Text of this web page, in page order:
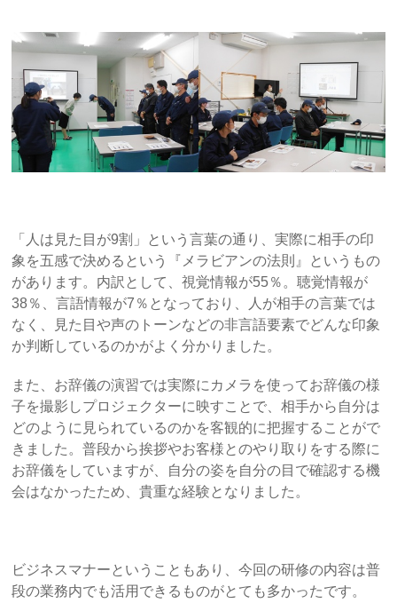
「人は見た目が9割」という言葉の通り、実際に相手の印
象を五感で決めるという『メラビアンの法則』というもの
があります。内訳として、視覚情報が55％。聴覚情報が
38％、言語情報が7％となっており、人が相手の言葉では
なく、見た目や声のトーンなどの非言語要素でどんな印象
か判断しているのかがよく分かりました。
また、お辞儀の演習では実際にカメラを使ってお辞儀の様
子を撮影しプロジェクターに映すことで、相手から自分は
どのように見られているのかを客観的に把握することがで
きました。普段から挨拶やお客様とのやり取りをする際に
お辞儀をしていますが、自分の姿を自分の目で確認する機
会はなかったため、貴重な経験となりました。
ビジネスマナーということもあり、今回の研修の内容は普
段の業務内でも活用できるものがとても多かったです。